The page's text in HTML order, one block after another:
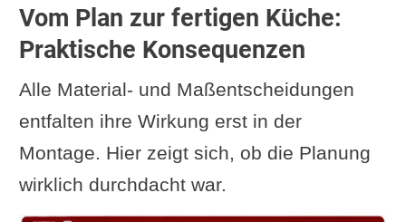
Vom Plan zur fertigen Küche:
Praktische Konsequenzen
Alle Material- und Maßentscheidungen
entfalten ihre Wirkung erst in der
Montage. Hier zeigt sich, ob die Planung
wirklich durchdacht war.